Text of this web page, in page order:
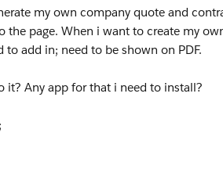
my own company quote and
the page. When i want to create my
to add in; need to be shown on PDF.
it? Any app for that i need to install?